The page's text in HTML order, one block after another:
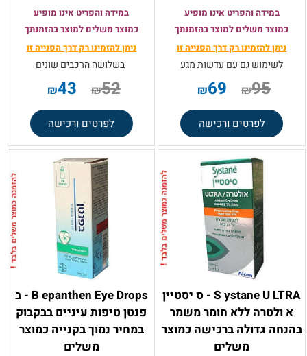
במידה והפריט אינו מופיע
כמוצר משלים למוצר בהזמנתך
ניתן להזמינו רק דרך הפנייה זו
לשימוש גם עם עדשות מגע
₪95
₪69
לפרטים ורכישה
במידה והפריט אינו מופיע
כמוצר משלים למוצר בהזמנתך
ניתן להזמינו רק דרך הפנייה זו
בשלושה הרכבים שונים
₪52
₪43
לפרטים ורכישה
S ystane U LTRA - ס יסטיין
א ולטרה ללא חומר משמר
בהנחה גדולה ברכישה כמוצר
משלים
B epanthen Eye Drops - ב
פנטן טיפות עיניים בבקבוק
במחיר נמוך בקנייה כמוצר
משלים